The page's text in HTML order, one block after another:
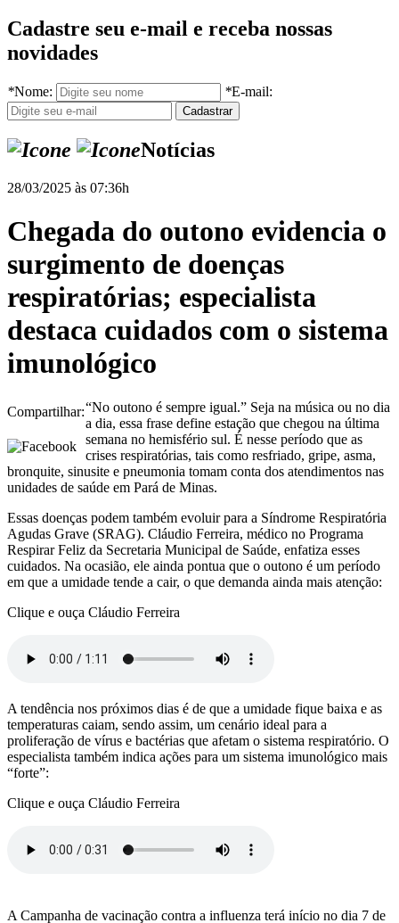
Cadastre seu e-mail e receba nossas
novidades
*Nome: *E-mail:
Notícias
28/03/2025 às 07:36h
Chegada do outono evidencia o
surgimento de doenças
respiratórias; especialista
destaca cuidados com o sistema
imunológico
Compartilhar:“No outono é sempre igual.” Seja na música ou no dia
a dia, essa frase define estação que chegou na última
semana no hemisfério sul. É nesse período que as
crises respiratórias, tais como resfriado, gripe, asma,
bronquite, sinusite e pneumonia tomam conta dos atendimentos nas
unidades de saúde em Pará de Minas.
Essas doenças podem também evoluir para a Síndrome Respiratória
Agudas Grave (SRAG). Cláudio Ferreira, médico no Programa
Respirar Feliz da Secretaria Municipal de Saúde, enfatiza esses
cuidados. Na ocasião, ele ainda pontua que o outono é um período
em que a umidade tende a cair, o que demanda ainda mais atenção:
Clique e ouça Cláudio Ferreira
A tendência nos próximos dias é de que a umidade fique baixa e as
temperaturas caiam, sendo assim, um cenário ideal para a
proliferação de vírus e bactérias que afetam o sistema respiratório. O
especialista também indica ações para um sistema imunológico mais
“forte”:
Clique e ouça Cláudio Ferreira
A Campanha de vacinação contra a influenza terá início no dia 7 de